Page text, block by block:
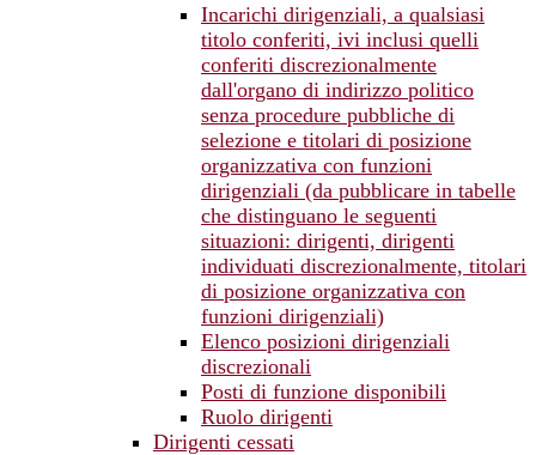
Incarichi dirigenziali, a qualsiasi
titolo conferiti, ivi inclusi quelli
conferiti discrezionalmente
dall'organo di indirizzo politico
senza procedure pubbliche di
selezione e titolari di posizione
organizzativa con funzioni
dirigenziali (da pubblicare in tabelle
che distinguano le seguenti
situazioni: dirigenti, dirigenti
individuati discrezionalmente, titolari
di posizione organizzativa con
funzioni dirigenziali)
Elenco posizioni dirigenziali
discrezionali
Posti di funzione disponibili
Ruolo dirigenti
Dirigenti cessati